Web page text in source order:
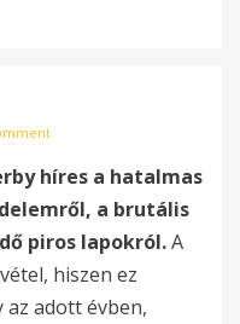
híres a hatalmas
a brutális
piros lapokról.A
hiszen ez
adott évben,